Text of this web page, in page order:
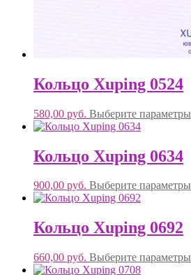
Кольцо Xuping 0524
580,00 руб. Выберите параметры
Кольцо Xuping 0634
900,00 руб. Выберите параметры
Кольцо Xuping 0692
660,00 руб. Выберите параметры